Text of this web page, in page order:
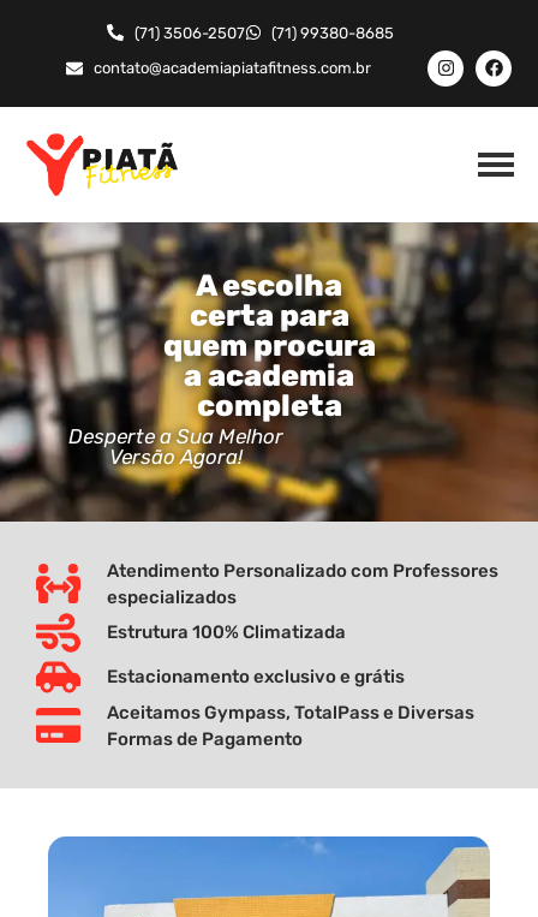
(71) 3506-2507
(71) 99380-8685
contato@academiapiatafitness.com.br
A escolha
certa para
quem procura
a academia
completa
Desperte a Sua Melhor
Versão Agora!
Atendimento Personalizado com Professores
especializados
Estrutura 100% Climatizada
Estacionamento exclusivo e grátis
Aceitamos Gympass, TotalPass e Diversas
Formas de Pagamento